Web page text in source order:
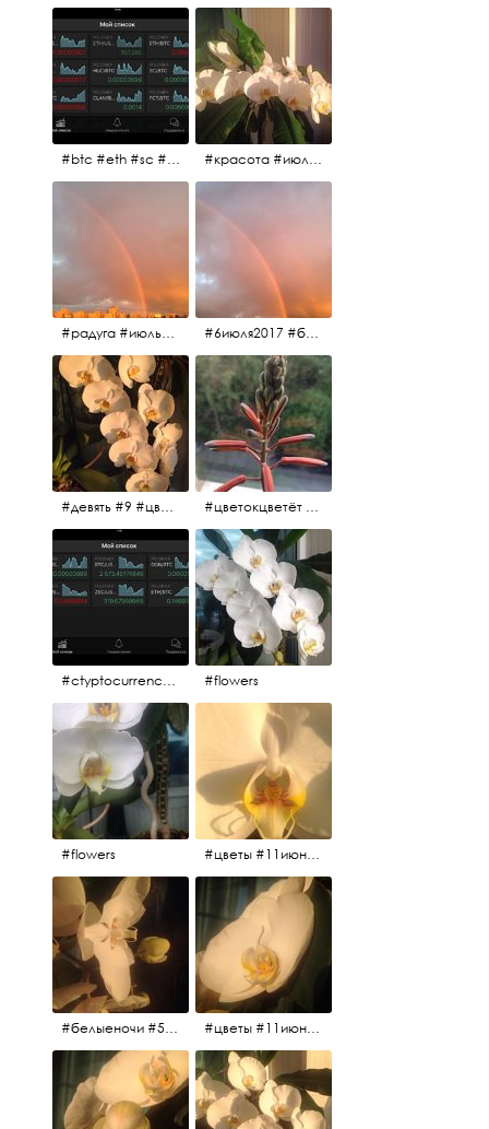
#btc #eth #sc #xrp #etc #maid #sys #naut #strat #pasc #dash #xmr #nxt #usdt #ltc#lsk #zec #str #rep #coin #markets #bitcoin #красота #июльскоеутро
#радуга #июльскоеутро #радугавовсёнебо #6июля2017 #6июля2017 #белыеночи #питерскоеутро #джулаймонинг #июльскоеутро #радугавовсёнебо #радуга #дождик
#девять #9 #цветы #цветокцветёт #flowers
#ctyptocurrency #btc #eth #flowers
#flowers #цветы #11июня2017 #5утра #белыеночи
#белыеночи #5утра #11июня2017 #цветы #цветы #11июня2017 #5утра #белыеночи